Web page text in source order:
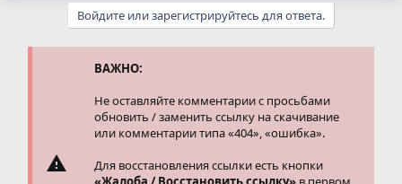
Войдите или зарегистрируйтесь для ответа.
ВАЖНО:
Не оставляйте комментарии с просьбами
обновить / заменить ссылку на скачивание
или комментарии типа «404», «ошибка».
Для восстановления ссылки есть кнопки